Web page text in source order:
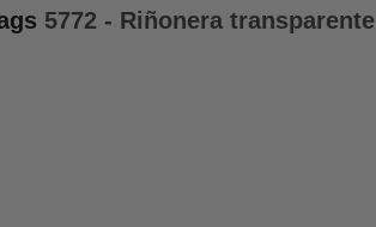
5772 - Riñonera transparente